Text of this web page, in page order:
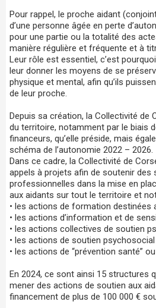
Pour rappel, le proche aidant
d’une personne âgée en perte
pour une partie ou la totalité des
manière régulière et fréquente et à
Leur rôle est essentiel, c’est
leur donner les moyens de se
physique et mental, afin qu’ils
de leur proche.
Depuis sa création, la Collectivité de
du territoire, notamment par le biais
financeurs, qu’elle préside, mais
schéma de l’autonomie 2022 – 2026.
Dans ce cadre, la Collectivité de
appels à projets afin de soutenir des
professionnelles dans la mise en
aux aidants sur tout le territoire et
• les actions de formation destinées
• les actions d’information et de
• les actions collectives de soutien
• les actions de soutien psychosocial
• les actions de “prévention santé”
En 2024, ce sont ainsi 15 structures
mener des actions de soutien aux
financement de plus de 100 000 €